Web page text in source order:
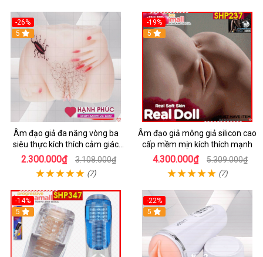
-26%
5
Âm đạo giả đa năng vòng ba
siêu thực kích thích cảm giác
sướng
2.300.000₫ 3.108.000₫
(7)
-19%
5
Âm đạo giả mông giả silicon cao
cấp mềm mịn kích thích mạnh
4.300.000₫ 5.309.000₫
(7)
-14%
5
-22%
5